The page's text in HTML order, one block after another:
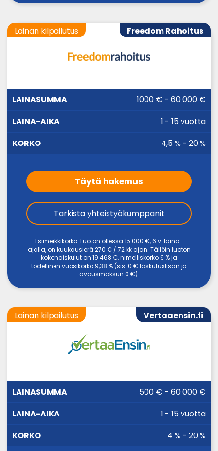
Freedom Rahoitus
Lainan kilpailutus
LAINASUMMA KORKO1000 € - 60 000 €
1 - 15 vuotta
4,5 % - 20 %
Täytä hakemus
Tarkista yhteistyökumppanit
Esimerkkikorko: Luoton ollessa 15 000 €, 6 v. laina-
ajalla, on kuukausierä 270 € / 72 kk ajan. Tällöin luoton
kokonaiskulut on 19 468 €, nimelliskorko 9 % ja
todellinen vuosikorko 9,38 % (sis. 0 € laskutuslisän ja
avausmaksun 0 €).
Vertaaensin.fi
Lainan kilpailutus
LAINASUMMA KORKO500 € - 60 000 €
1 - 15 vuotta
4 % - 20 %